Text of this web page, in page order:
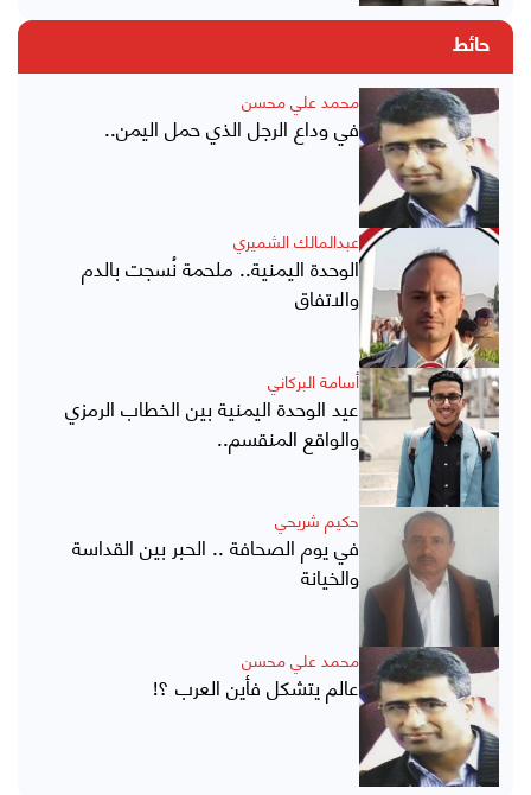
حائط
محمد علي محسن
في وداع الرجل الذي حمل اليمن..
عبدالمالك الشميري
الوحدة اليمنية.. ملحمة نُسجت بالدم
والاتفاق
أسامة البركاني
عيد الوحدة اليمنية بين الخطاب الرمزي
والواقع المنقسم..
حكيم شريحي
في يوم الصحافة .. الحبر بين القداسة
والخيانة
محمد علي محسن
عالم يتشكل فأين العرب ؟!